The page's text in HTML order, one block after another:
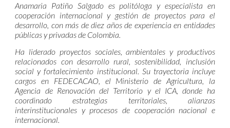
Anamaria Patiño Salgado es politóloga y especialista en
cooperación internacional y gestión de proyectos para el
desarrollo, con más de diez años de experiencia en entidades
públicas y privadas de Colombia.
Ha liderado proyectos sociales, ambientales y productivos
relacionados con desarrollo rural, sostenibilidad, inclusión
social y fortalecimiento institucional. Su trayectoria incluye
cargos en FEDECACAO, el Ministerio de Agricultura, la
Agencia de Renovación del Territorio y el ICA, donde ha
coordinado estrategias territoriales, alianzas
interinstitucionales y procesos de cooperación nacional e
internacional.